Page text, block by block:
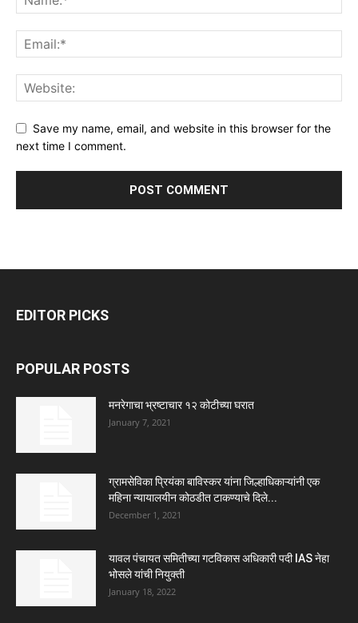
Save my name, email, and website in this browser for the
next time I comment.
EDITOR PICKS
POPULAR POSTS
मनरेगाचा भ्रष्टाचार १२ कोटीच्या घरात
January 7, 2021
ग्रामसेविका प्रियंका बाविस्कर यांना जिल्हाधिकाऱ्यांनी एक
महिना न्यायालयीन कोठडीत टाकण्याचे दिले...
December 1, 2021
यावल पंचायत समितीच्या गटविकास अधिकारी पदी IAS नेहा
भोसले यांची नियुक्ती
January 18, 2022